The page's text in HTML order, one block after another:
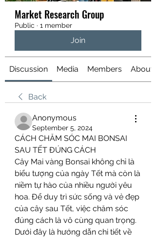
Market Research Group
Public · 1 member
Join
Discussion Media Members About
Back
Anonymous
September 5, 2024
CÁCH CHĂM SÓC MAI BONSAI
SAU TẾT ĐÚNG CÁCH
Cây Mai vàng Bonsai không chỉ là
biểu tượng của ngày Tết mà còn là
niềm tự hào của nhiều người yêu
hoa. Để duy trì sức sống và vẻ đẹp
của cây sau Tết, việc chăm sóc
đúng cách là vô cùng quan trọng.
Dưới đây là hướng dẫn chi tiết về